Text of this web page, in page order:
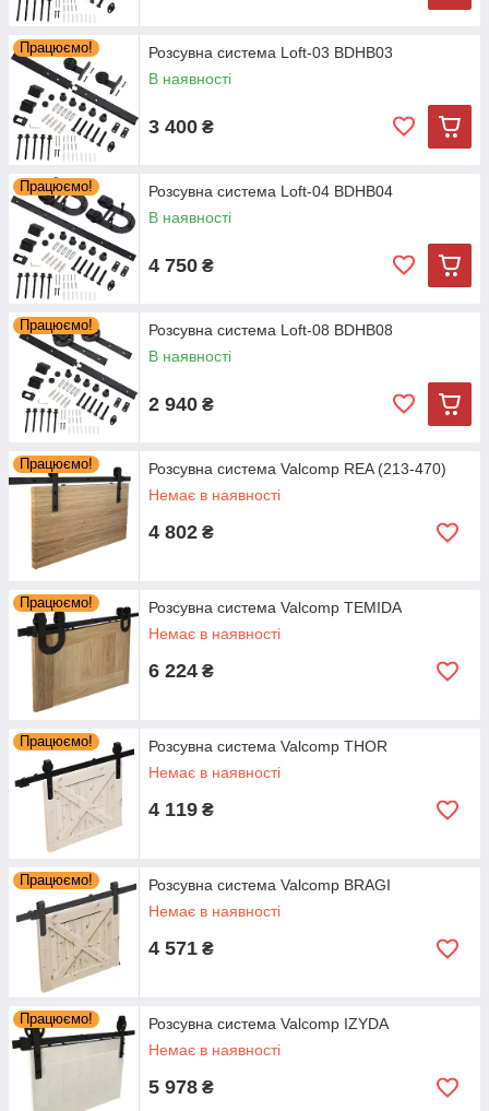
Працюємо!
Розсувна система Loft-03 BDHB03
В наявності
3 400 ₴
Працюємо!
Розсувна система Loft-04 BDHB04
В наявності
4 750 ₴
Працюємо!
Розсувна система Loft-08 BDHB08
В наявності
2 940 ₴
Працюємо!
Розсувна система Valcomp REA (213-470)
Немає в наявності
4 802 ₴
Працюємо!
Розсувна система Valcomp TEMIDA
Немає в наявності
6 224 ₴
Працюємо!
Розсувна система Valcomp THOR
Немає в наявності
4 119 ₴
Працюємо!
Розсувна система Valcomp BRAGI
Немає в наявності
4 571 ₴
Працюємо!
Розсувна система Valcomp IZYDA
Немає в наявності
5 978 ₴